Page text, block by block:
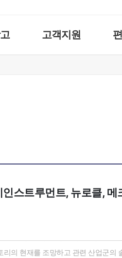
고객지원
스트루먼트, 뉴로클, 메
의 현재를 조망하고 관련 산업군의